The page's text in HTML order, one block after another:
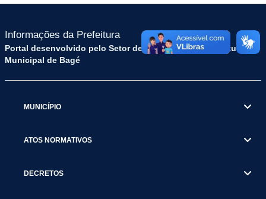
Informações da Prefeitura
Portal desenvolvido pelo Setor de Tecnologia da Prefeitura
Municipal de Bagé
MUNICÍPIO
ATOS NORMATIVOS
DECRETOS